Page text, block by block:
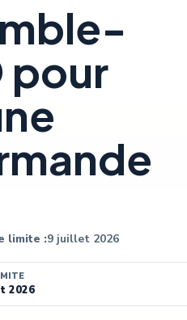
pour
limite :9 juillet 2026
2026